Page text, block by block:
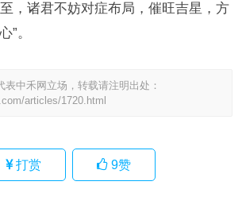
，诸君不妨对症布局，催旺吉星，方
”。
中禾网立场，转载请注明出处：
articles/1720.html
打赏 9赞